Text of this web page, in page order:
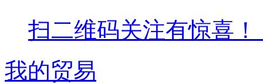
扫二维码关注有惊喜！
我的贸易